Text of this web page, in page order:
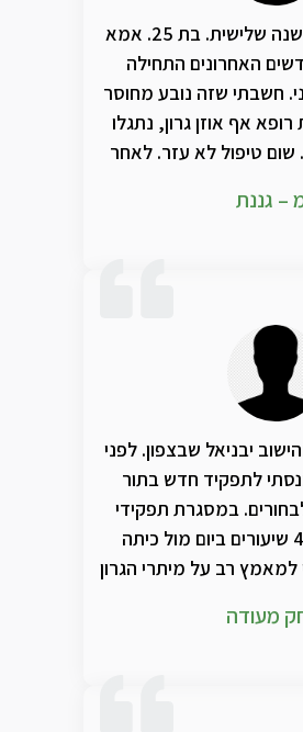
אני גננת במקצועי. שנה שלישית. בת 25. אמא
האחרונים התחילה
חשבתי שזה נובע מחוסר
אף אוזן גרון, נתגלו
שום טיפול לא עזר. לאחר
ממליצה בחום!! – גננת
יבניאל שבצפון. לפני
לתפקיד חדש בתור
במסגרת תפקידי
נצטרכתי למסור 4 שיעורים ביום מול כיתה
רב על מיתרי הגרון
בגרון. נפיחות. ממש
הסב לי עגמת נפש
מעודה